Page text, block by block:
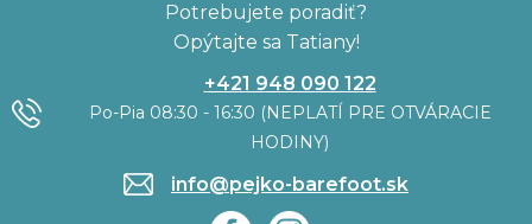
Potrebujete poradiť?
Opýtajte sa Tatiany!
+421 948 090 122
Po-Pia 08:30 - 16:30 (NEPLATÍ PRE OTVÁRACIE
HODINY)
info@pejko-barefoot.sk